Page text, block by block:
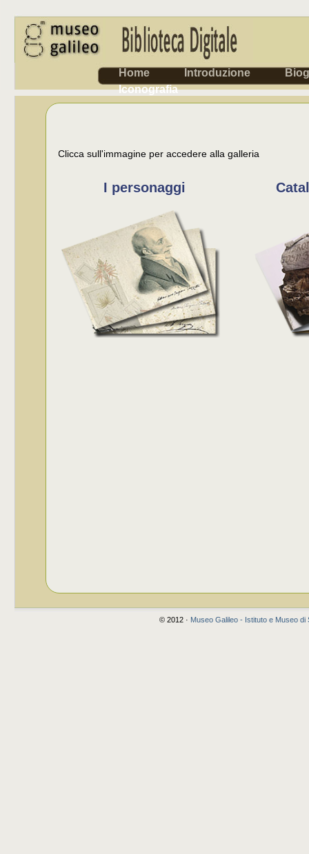
Home Introduzione
Iconografia
Clicca sull'immagine per accedere alla galleria
I personaggi
© 2012 · Museo Galileo - Istituto e Museo di